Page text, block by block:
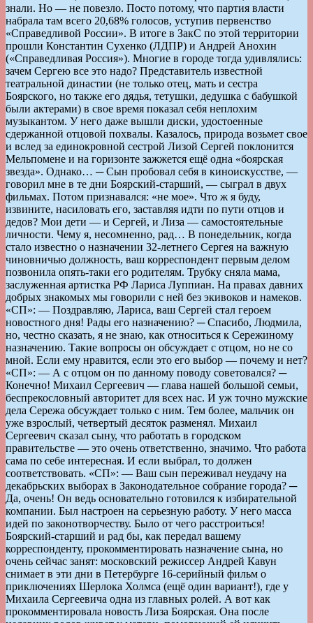
знали. Но — не повезло. Посто потому, что партия власти
набрала там всего 20,68% голосов, уступив первенство
«Справедливой России». В итоге в ЗакС по этой территории
прошли Константин Сухенко (ЛДПР) и Андрей Анохин
(«Справедливая Россия»). Многие в городе тогда удивлялись:
зачем Сергею все это надо? Представитель известной
театральной династии (не только отец, мать и сестра
Боярского, но также его дядья, тетушки, дедушка с бабушкой
были актерами) в свое время показал себя неплохим
музыкантом. У него даже вышли диски, удостоенные
сдержанной отцовой похвалы. Казалось, природа возьмет свое
и вслед за единокровной сестрой Лизой Сергей поклонится
Мельпомене и на горизонте зажжется ещё одна «боярская
звезда». Однако… ─ Сын пробовал себя в киноискусстве, —
говорил мне в те дни Боярский-старший, — сыграл в двух
фильмах. Потом признавался: «не мое». Что ж я буду,
извините, насиловать его, заставляя идти по пути отцов и
дедов? Мои дети — и Сергей, и Лиза — самостоятельные
личности. Чему я, несомненно, рад… В понедельник, когда
стало известно о назначении 32-летнего Сергея на важную
чиновничью должность, ваш корреспондент первым делом
позвонила опять-таки его родителям. Трубку сняла мама,
заслуженная артистка РФ Лариса Луппиан. На правах давних
добрых знакомых мы говорили с ней без экивоков и намеков.
«СП»: — Поздравляю, Лариса, ваш Сергей стал героем
новостного дня! Рады его назначению? ─ Спасибо, Людмила,
но, честно сказать, я не знаю, как относиться к Сережиному
назначению. Такие вопросы он обсуждает с отцом, но не со
мной. Если ему нравится, если это его выбор — почему и нет?
«СП»: — А с отцом он по данному поводу советовался? ─
Конечно! Михаил Сергеевич — глава нашей большой семьи,
беспрекословный авторитет для всех нас. И уж точно мужские
дела Сережа обсуждает только с ним. Тем более, мальчик он
уже взрослый, четвертый десяток разменял. Михаил
Сергеевич сказал сыну, что работать в городском
правительстве — это очень ответственно, значимо. Что работа
сама по себе интересная. И если выбрал, то должен
соответствовать. «СП»: — Ваш сын переживал неудачу на
декабрьских выборах в Законодательное собрание города? ─
Да, очень! Он ведь основательно готовился к избирательной
компании. Был настроен на серьезную работу. У него масса
идей по законотворчеству. Было от чего расстроиться!
Боярский-старший и рад бы, как передал вашему
корреспонденту, прокомментировать назначение сына, но
очень сейчас занят: московский режиссер Андрей Кавун
снимает в эти дни в Петербурге 16-серийный фильм о
приключениях Шерлока Холмса (ещё один вариант!), где у
Михаила Сергеевича одна из главных ролей. А вот как
прокомментировала новость Лиза Боярская. Она после